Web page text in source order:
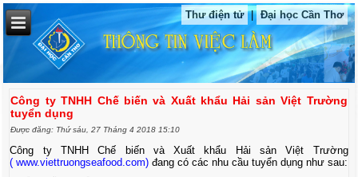
Thư điện tử | Đại học Cần Thơ
Công ty TNHH Chế biến và Xuất khẩu Hải sản Việt Trường
tuyển dụng
Được đăng: Thứ sáu, 27 Tháng 4 2018 15:10
Công ty TNHH Chế biến và Xuất khẩu Hải sản Việt Trường
(www.viettruongseafood.com)đang có các nhu cầu tuyển dụng như sau: